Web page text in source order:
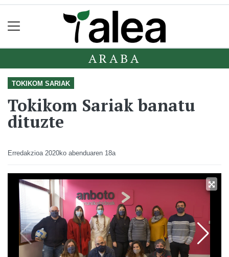
ARABA
TOKIKOM SARIAK
Tokikom Sariak banatu
dituzte
Erredakzioa 2020ko abenduaren 18a